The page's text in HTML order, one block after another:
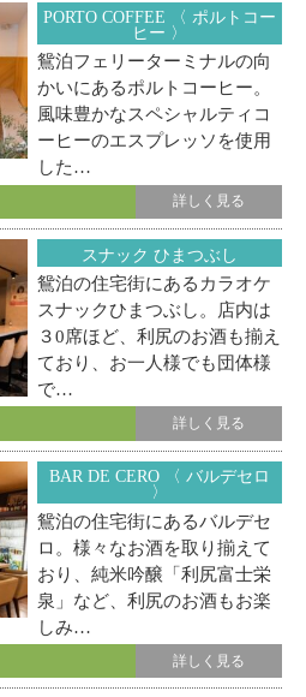
PORTO COFFEE 〈 ポルトコー
ヒー 〉
鴛泊フェリーターミナルの向
かいにあるポルトコーヒー。
風味豊かなスペシャルティコ
ーヒーのエスプレッソを使用
した…
詳しく見る
スナック ひまつぶし
鴛泊の住宅街にあるカラオケ
スナックひまつぶし。店内は
３0席ほど、利尻のお酒も揃え
ており、お一人様でも団体様
で…
詳しく見る
BAR DE CERO 〈 バルデセロ
〉
鴛泊の住宅街にあるバルデセ
ロ。様々なお酒を取り揃えて
おり、純米吟醸「利尻富士栄
泉」など、利尻のお酒もお楽
しみ…
詳しく見る